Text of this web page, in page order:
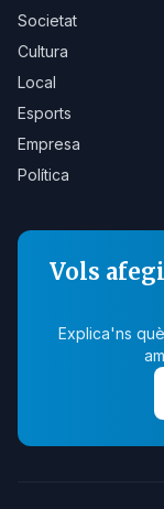
Societat
Cultura
Local
Esports
Empresa
Política
Vols
Explica'ns